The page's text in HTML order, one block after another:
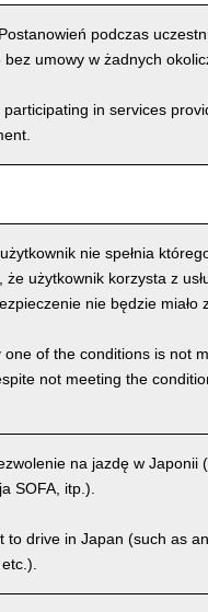
podczas
umowy w żadnych
in services
nie spełnia
użytkownik korzysta z
nie będzie miało
of the conditions is not
not meeting the
na jazdę w Japonii
SOFA, itp.).
drive in Japan (such as